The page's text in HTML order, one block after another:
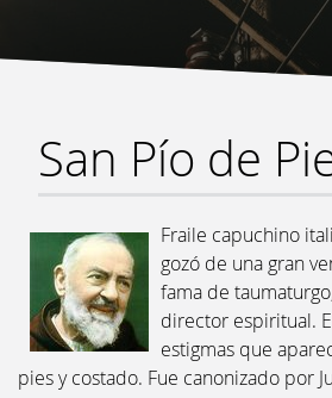
San Pío de
Fraile capuchino
gozó de una gran
fama de
director espiritual.
estigmas que
pies y costado. Fue canonizado por